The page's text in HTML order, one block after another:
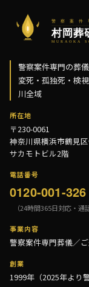
警察案件専門の葬
変死・孤独死・検
川全域
所在地
〒230-0061
神奈川県横浜市鶴見
サカモトビル2階
電話番号
0120-001-326
（24時間365日対応・通
事業内容
警察案件専門葬儀／
創業
1999年（2025年より